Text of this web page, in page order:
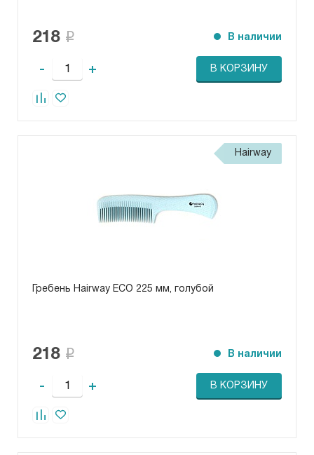
218 В наличии
- + В КОРЗИНУ
Hairway
Гребень Hairway ECO 225 мм, голубой
218 В наличии
- + В КОРЗИНУ